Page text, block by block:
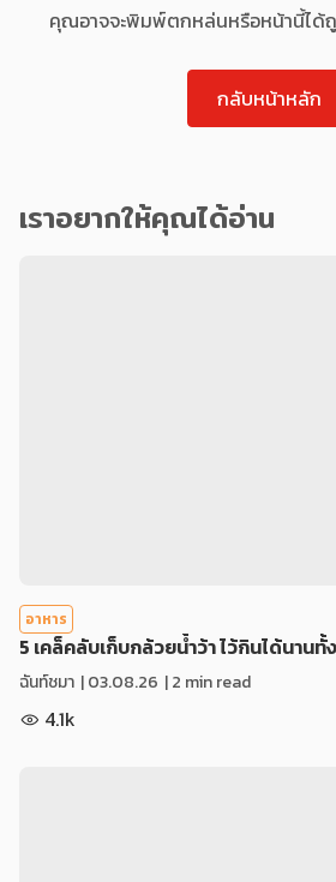
คุณอาจจะพิมพ์ตกหล่นหรือหน้านี้ได้
กลับหน้าหลัก
เราอยากให้คุณได้อ่าน
อาหาร
5 เคล็คลับเก็บกล้วยน้ำว้า ไว้กินได้นานทั้
ฉันท์ชมา |03.08.26 | 2 min read
4.1k